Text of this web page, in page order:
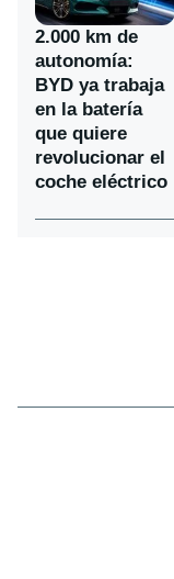
2.000 km de
autonomía:
BYD ya trabaja
en la batería
que quiere
revolucionar el
coche eléctrico